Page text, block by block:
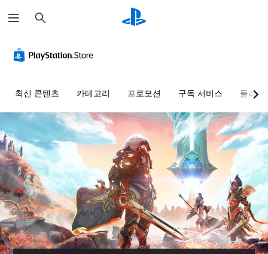
색
최신 콘텐츠 카테고리 프로모션 구독 서비스 둘러보